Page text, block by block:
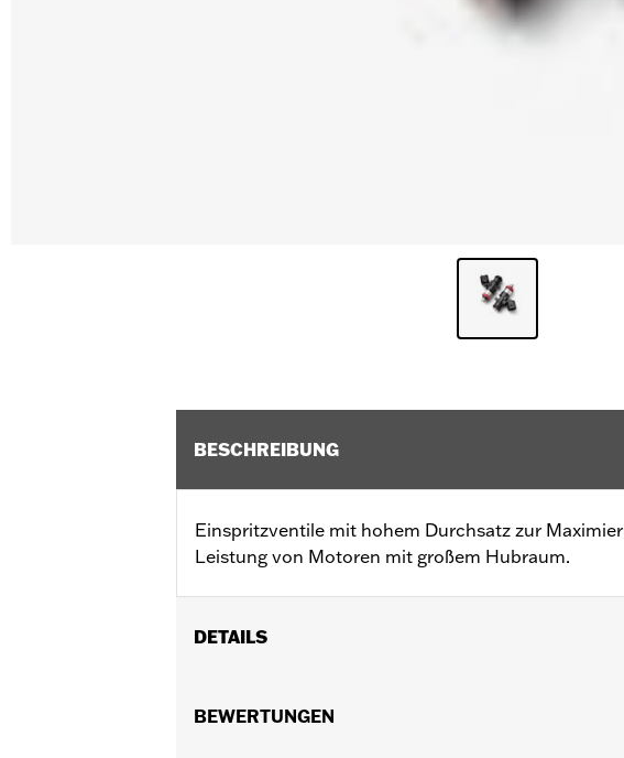
BESCHREIBUNG
Einspritzventile mit hohem Durchsatz zur
Leistung von Motoren mit großem Hubraum.
DETAILS
Motor. Für einen ordnungsgemäßen Einbau
BEWERTUNGEN